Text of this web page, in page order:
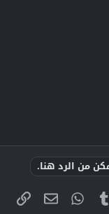
من الرد هنا.
Tumblr
WhatsApp
البريد